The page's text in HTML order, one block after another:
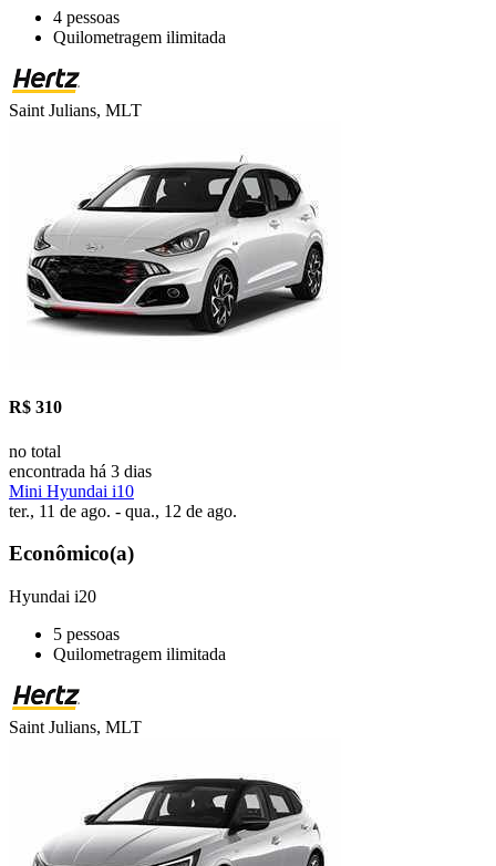
4 pessoas
Quilometragem ilimitada
Saint Julians, MLT
R$ 310
no total
encontrada há 3 dias
Mini Hyundai i10
ter., 11 de ago. - qua., 12 de ago.
Econômico(a)
Hyundai i20
5 pessoas
Quilometragem ilimitada
Saint Julians, MLT